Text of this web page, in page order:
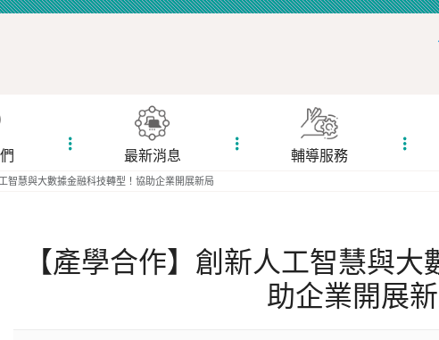
最新消息
輔導服務
智慧與大數據金融科技轉型！協助企業開展新局
【產學合作】創新人工智慧與
助企業開展